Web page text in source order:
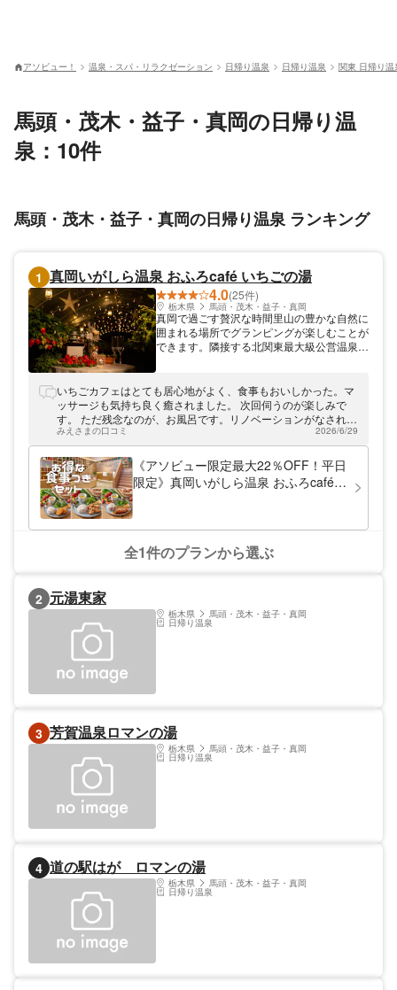
アソビュー！ 温泉・スパ・リラクゼーション 日帰り温泉 日帰り温泉 関東 日帰り温
馬頭・茂木・益子・真岡の日帰り温
泉：10件
馬頭・茂木・益子・真岡の日帰り温泉 ランキング
1 真岡いがしら温泉 おふろcafé いちごの湯
4.0(25件)
栃木県 馬頭・茂木・益子・真岡
真岡で過ごす贅沢な時間里山の豊かな自然に
囲まれる場所でグランピングが楽しむことが
できます。隣接する北関東最大級公営温泉の
など１日では遊びきれない施設が盛りだくさ
んです。 是非大自然を満喫しながらゆった
りとした特別な時間をお過ごし下さい。
いちごカフェはとても居心地がよく、食事もおいしかった。マ
ッサージも気持ち良く癒されました。 次回伺うのが楽しみで
す。 ただ残念なのが、お風呂です。リノベーションがなされて
ないのと、シャンプー類やアメニティーがないのが女性には残
念。せっかくカフェの方がオシャレになったのに😓もったいな
いと思います。
みえさまの口コミ 2026/6/29
《アソビュー限定最大22％OFF！平日
限定》真岡いがしら温泉 おふろcaféい
全1件のプランから選ぶ
2 元湯東家
栃木県 馬頭・茂木・益子・真岡
日帰り温泉
3 芳賀温泉ロマンの湯
栃木県 馬頭・茂木・益子・真岡
日帰り温泉
4 道の駅はが ロマンの湯
栃木県 馬頭・茂木・益子・真岡
日帰り温泉